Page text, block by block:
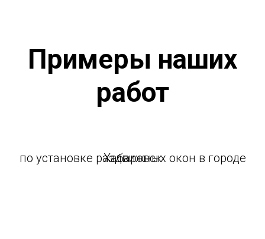
Примеры наших
работ
по установке раздвижных окон в городе Хабаровск